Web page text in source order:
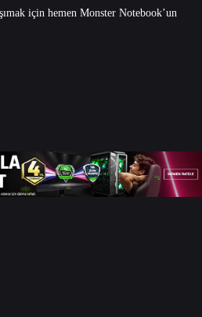
için hemen Monster Notebook’un